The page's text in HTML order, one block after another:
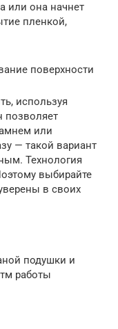
или она начнет
пленкой,
поверхности
используя
позволяет
или
— такой вариант
Технология
выбирайте
в своих
подушки и
работы